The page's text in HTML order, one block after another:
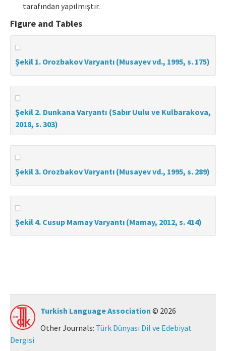
tarafından yapılmıştır.
Figure and Tables
Şekil 1. Orozbakov Varyantı (Musayev vd., 1995, s. 175)
Şekil 2. Dunkana Varyantı (Sabır Uulu ve Kulbarakova,
2018, s. 303)
Şekil 3. Orozbakov Varyantı (Musayev vd., 1995, s. 289)
Şekil 4. Cusup Mamay Varyantı (Mamay, 2012, s. 414)
Turkish Language Association © 2026
Other Journals: Türk Dünyası Dil ve Edebiyat
Dergisi